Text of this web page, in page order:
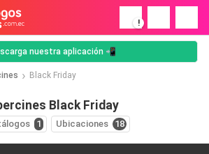
!
nuestra aplicación 📲
Black Friday
Black Friday
1 Ubicaciones 18